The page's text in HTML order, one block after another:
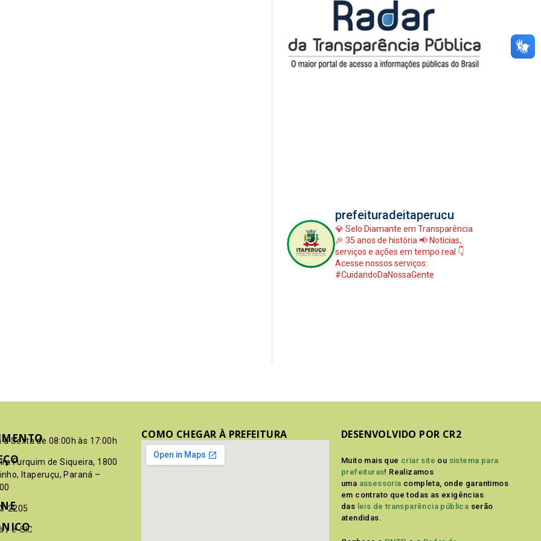
prefeituradeitaperucu
💎 Selo Diamante em Transparência
🎉 35 anos de história 📢 Notícias,
serviços e ações em tempo real 👇
Acesse nossos serviços:
#CuidandoDaNossaGente
à Sexta de 08:00h às 17:00h
Furquim de Siqueira, 1800
Itaperuçu, Paraná –
2205
/ e-SIC
COMO CHEGAR À PREFEITURA DESENVOLVIDO POR CR2
Muito mais que criar site ou sistema para
prefeituras! Realizamos
uma assessoria completa, onde garantimos
em contrato que todas as exigências
das leis de transparência pública serão
atendidas.